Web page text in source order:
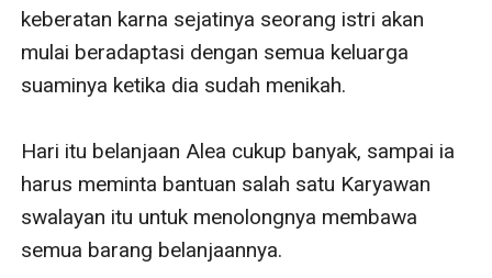
keberatan karna sejatinya seorang istri akan
mulai beradaptasi dengan semua keluarga
suaminya ketika dia sudah menikah.
Hari itu belanjaan Alea cukup banyak, sampai ia
harus meminta bantuan salah satu Karyawan
swalayan itu untuk menolongnya membawa
semua barang belanjaannya.